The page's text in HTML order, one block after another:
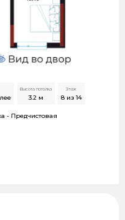
Высота потолка
3.2м
Этаж
8 из 14
- Предчистовая